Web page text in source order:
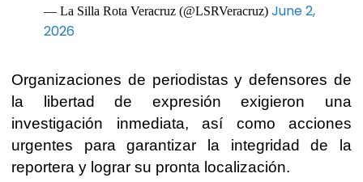
— La Silla Rota Veracruz (@LSRVeracruz) June 2,
2026
Organizaciones de periodistas y defensores de
la libertad de expresión exigieron una
investigación inmediata, así como acciones
urgentes para garantizar la integridad de la
reportera y lograr su pronta localización.